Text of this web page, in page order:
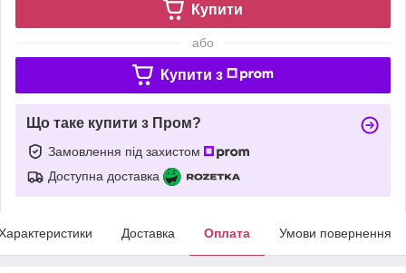
Купити
або
Купити з
Що таке купити з Пром?
Замовлення під захистом
Доступна доставка
Доставка Оплата Умови повернення